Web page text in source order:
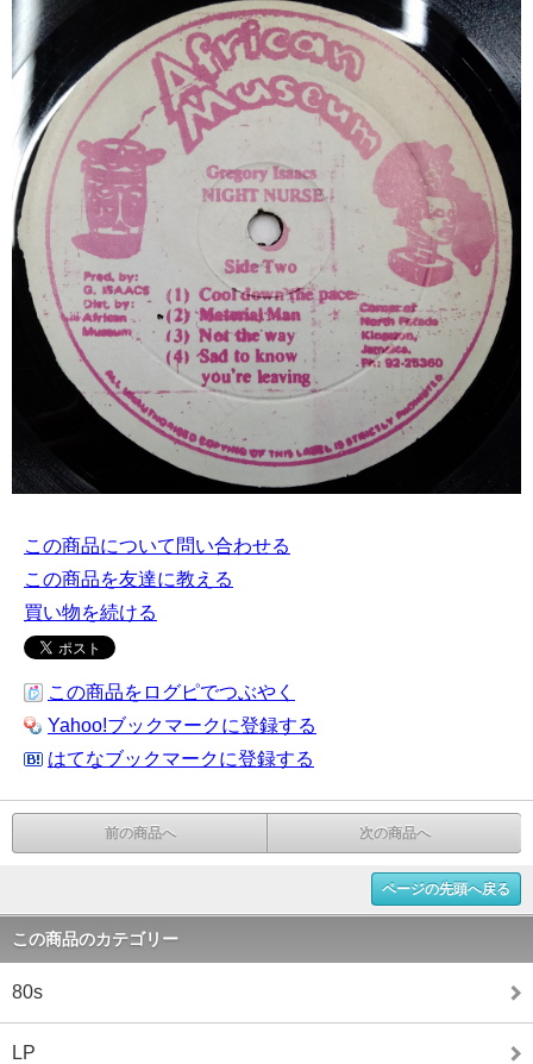
この商品について問い合わせる
この商品を友達に教える
買い物を続ける
この商品をログピでつぶやく
Yahoo!ブックマークに登録する
はてなブックマークに登録する
前の商品へ 次の商品へ
ページの先頭へ戻る
この商品のカテゴリー
80s
LP